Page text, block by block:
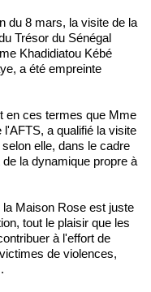
du 8 mars, la visite de la
Trésor du Sénégal
Khadidiatou Kébé
a été empreinte
en ces termes que Mme
l'AFTS, a qualifié la visite
elle, dans le cadre
la dynamique propre à
Maison Rose est juste
tout le plaisir que les
à l'effort de
de violences,